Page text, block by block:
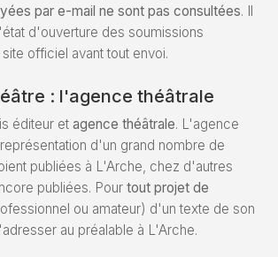
par e-mail ne sont pas consultées. Il
d'ouverture des soumissions
officiel avant tout envoi.
: l'agence théâtrale
éditeur et agence théâtrale. L'agence
d'un grand nombre de
publiées à L'Arche, chez d'autres
publiées. Pour tout projet de
ou amateur) d'un texte de son
au préalable à L'Arche.